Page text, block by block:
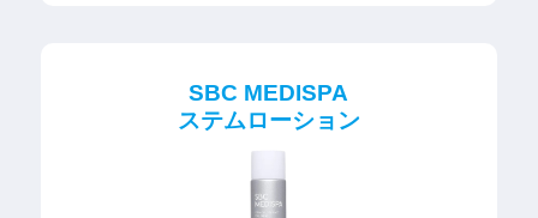
SBC MEDISPA
ステムローション